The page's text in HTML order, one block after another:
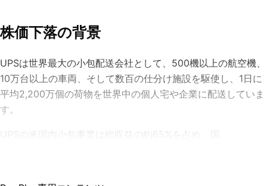
株価下落の背景
UPSは世界最大の小包配送会社として、500機以上の航空機、
10万台以上の車両、そして数百の仕分け施設を駆使し、1日に
平均2,200万個の荷物を世界中の個人宅や企業に配送していま
す。
UPSの米国内小包事業は総収益の約65%を占め、国